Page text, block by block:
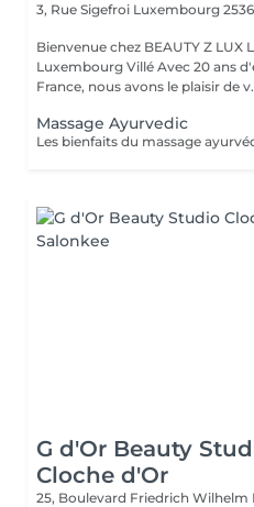
3, Rue Sigefroi Luxembourg 2536
Bienvenue chez BEAUTY Z LUX
Luxembourg Villé Avec 20 ans d'expérience en Russie et en
France, nous avons le plaisir de
Massage Ayurvedic
G d'Or Beauty
Cloche d'Or
25, Boulevard Friedrich Wilhelm